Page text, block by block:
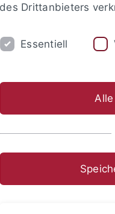
um sich anzumelden:
des Drittanbieters
Essentiell